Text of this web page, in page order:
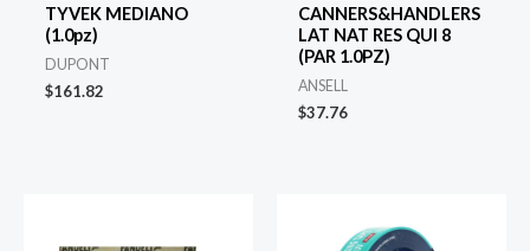
TYVEK MEDIANO
(1.0pz)
DUPONT
$161.82
CANNERS&HANDLERS
LAT NAT RES QUI 8
(PAR 1.0PZ)
ANSELL
$37.76